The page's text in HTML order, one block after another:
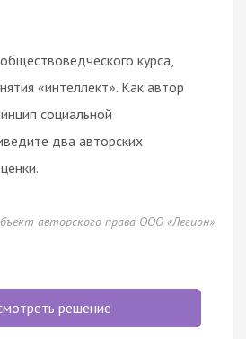
курса,
«интеллект». Как автор
социальной
два авторских
авторского права ООО «Легион»
решение